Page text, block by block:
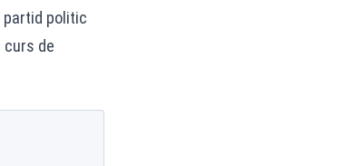
partid politic
de